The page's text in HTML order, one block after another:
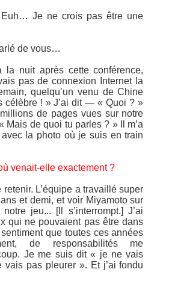
Je ne crois pas être une
de vous…
la nuit après cette conférence,
pas de connexion Internet la
quelqu’un venu de Chine
célèbre ! » J’ai dit — « Quoi ? »
de pages vues sur notre
de quoi tu parles ? » Il m’a
la photo où je suis en train
venait-elle exactement ?
retenir. L’équipe a travaillé super
et demi, et voir Miyamoto sur
jeu... [Il s’interrompt.] J’ai
qui ne pouvaient pas être dans
sentiment que toutes ces années
de responsabilités me
Je me suis dit « je ne vais
vais pas pleurer ». Et j’ai fondu